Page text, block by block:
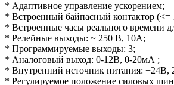
* Адаптивное управление ускорением;
* Встроенный байпасный контактор (<=
* Встроенные часы реального времени
* Релейные выходы: ~ 250 В, 10А;
* Программируемые выходы: 3;
* Аналоговый выход: 0-12В, 0-20мА ;
* Внутренний источник питания: +24В,
* Регулируемое положение силовых